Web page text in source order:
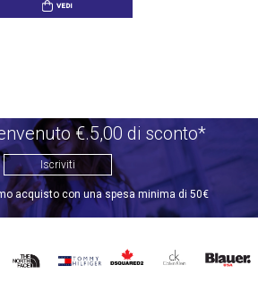
VEDI
€.5,00 di sconto*
Iscriviti
acquisto con una spesa minima di 50€
THE
TOMMY
DSQUARED2
CALVIN BLAUER